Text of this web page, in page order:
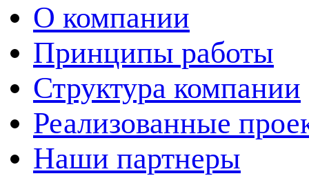
О компании
Принципы работы
Структура компании
Реализованные
Наши партнеры